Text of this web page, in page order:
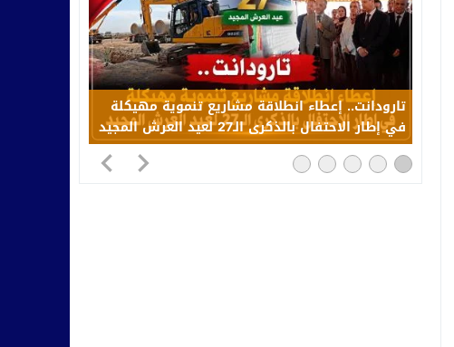
تارودانت.. إعطاء انطلاقة مشاريع تنموية مهيكلة
في إطار الاحتفال بالذكرى الـ27 لعيد العرش المجيد